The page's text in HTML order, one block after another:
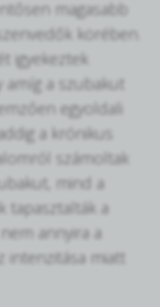
magasabb
körében.
igyekeztek
amíg a szubakut
egyoldali
a krónikus
számoltak
mind a
tapasztalták a
annyira a
intenzitása miatt